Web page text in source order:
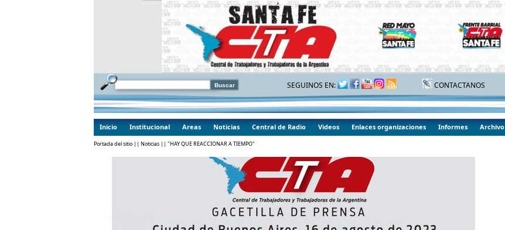
SEGUINOS EN: CONTACTANOS
Inicio Institucional Areas Noticias Central de Radio Videos Enlaces organizaciones Informes Archivo
Portada del sitio || Noticias || "HAY QUE REACCIONAR A TIEMPO"